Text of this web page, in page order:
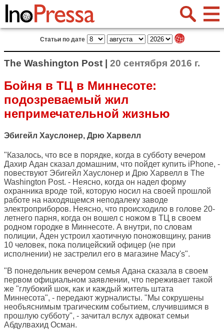
Статьи по дате
The Washington Post | 20 сентября 2016 г.
Бойня в ТЦ в Миннесоте:
подозреваемый жил
непримечательной жизнью
Эбигейл Хауслонер, Дрю Харвелл
"Казалось, что все в порядке, когда в субботу вечером
Дахир Адан сказал домашним, что пойдет купить iPhone, -
повествуют Эбигейл Хауслонер и Дрю Харвелл в The
Washington Post. - Неясно, когда он надел форму
охранника вроде той, которую носил на своей прошлой
работе на находящемся неподалеку заводе
электроприборов. Неясно, что происходило в голове 20-
летнего парня, когда он вошел с ножом в ТЦ в своем
родном городке в Миннесоте. А внутри, по словам
полиции, Аден устроил хаотичную поножовщину, ранив
10 человек, пока полицейский офицер (не при
исполнении) не застрелил его в магазине Macy's".
"В понедельник вечером семья Адана сказала в своем
первом официальном заявлении, что переживает такой
же "глубокий шок, как и каждый житель штата
Миннесота", - передают журналисты. "Мы сокрушены
необъяснимым трагическим событием, случившимся в
прошлую субботу", - зачитал вслух адвокат семьи
Абдулвахид Осман.